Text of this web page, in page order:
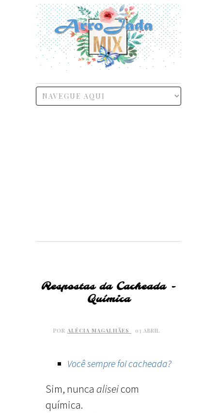
Respostas da Cacheada -
Química
POR ALÉCIA MAGALHÃES 03 ABRIL
Você sempre foi cacheada?
Sim, nunca aliseicom
química.